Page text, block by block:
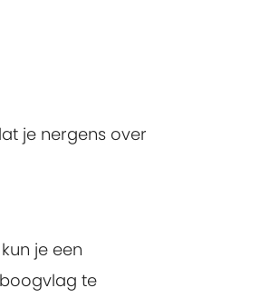
je nergens over
je een
te